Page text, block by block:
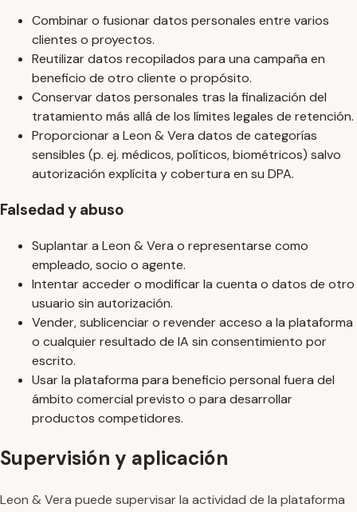
Combinar o fusionar datos personales entre varios
clientes o proyectos.
Reutilizar datos recopilados para una campaña en
beneficio de otro cliente o propósito.
Conservar datos personales tras la finalización del
tratamiento más allá de los límites legales de retención.
Proporcionar a Leon & Vera datos de categorías
sensibles (p. ej. médicos, políticos, biométricos) salvo
autorización explícita y cobertura en su DPA.
Falsedad y abuso
Suplantar a Leon & Vera o representarse como
empleado, socio o agente.
Intentar acceder o modificar la cuenta o datos de otro
usuario sin autorización.
Vender, sublicenciar o revender acceso a la plataforma
o cualquier resultado de IA sin consentimiento por
escrito.
Usar la plataforma para beneficio personal fuera del
ámbito comercial previsto o para desarrollar
productos competidores.
Supervisión y aplicación
Leon & Vera puede supervisar la actividad de la plataforma